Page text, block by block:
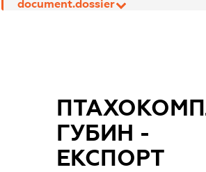
document.dossier
ГУБИН -
ЕКСПОРТ